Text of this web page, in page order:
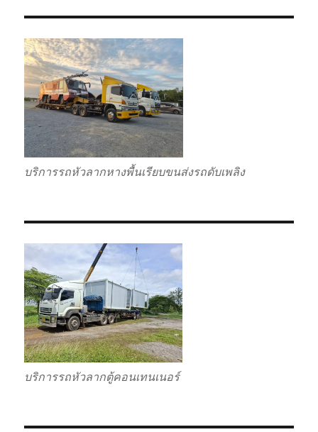
บริการรถหัวลากหางพื้นเรียบขนส่งรถดับเพลิง
บริการรถหัวลากตู้คอนเทนเนอร์